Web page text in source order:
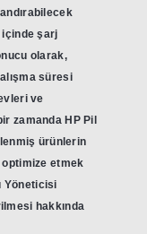
şarj
olarak,
süresi
ve
zamanda HP Pil
ürünlerin
optimize etmek
Yöneticisi
hakkında